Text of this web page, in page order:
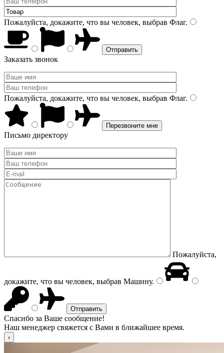
Пожалуйста, докажите, что вы человек, выбрав Флаг.
Заказать звонок
Пожалуйста, докажите, что вы человек, выбрав Флаг.
Письмо директору
Пожалуйста,
докажите, что вы человек, выбрав Машину.
Спасибо за Ваше сообщение!
Наш менеджер свяжется с Вами в ближайшее время.